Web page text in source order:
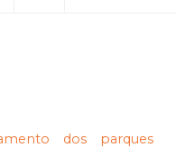
dos parques